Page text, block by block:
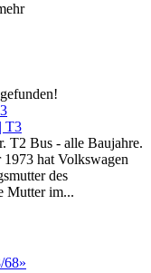
T2 Bus - alle Baujahre.
hat Volkswagen
des
Mutter im...
68»